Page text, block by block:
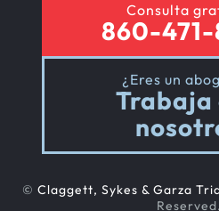
Consulta
860-471-
¿Eres un
Trabaja
© Claggett, Sykes & Garza
Reserved.